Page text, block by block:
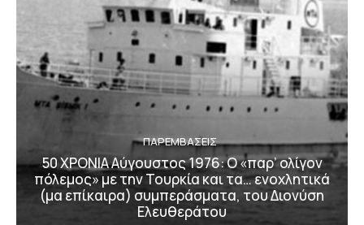
ΠΑΡΕΜΒΑΣΕΙΣ
50 ΧΡΟΝΙΑ Αύγουστος 1976: Ο «παρ’ ολίγον
πόλεμος» με την Τουρκία και τα… ενοχλητικά
(μα επίκαιρα) συμπεράσματα, του Διονύση
Ελευθεράτου